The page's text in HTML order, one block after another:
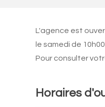
L'agence est
le samedi de
Pour consulter
Horaires